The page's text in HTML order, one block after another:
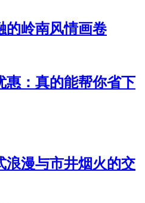
的岭南风情画卷
惠：真的能帮你省下
浪漫与市井烟火的交